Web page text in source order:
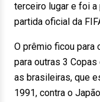
terceiro lugar e foi a
partida oficial da
O prêmio ficou para
para outras 3
as brasileiras, que
1991, contra o